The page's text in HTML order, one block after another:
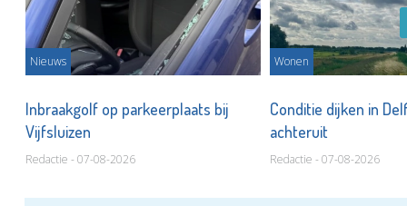
Nieuws
Inbraakgolf op parkeerplaats bij
Vijfsluizen
Redactie - 07-08-2026
Wonen
Conditie dijken in
achteruit
Redactie - 07-08-2026